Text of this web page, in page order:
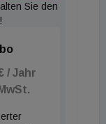
Sie den
/ Jahr